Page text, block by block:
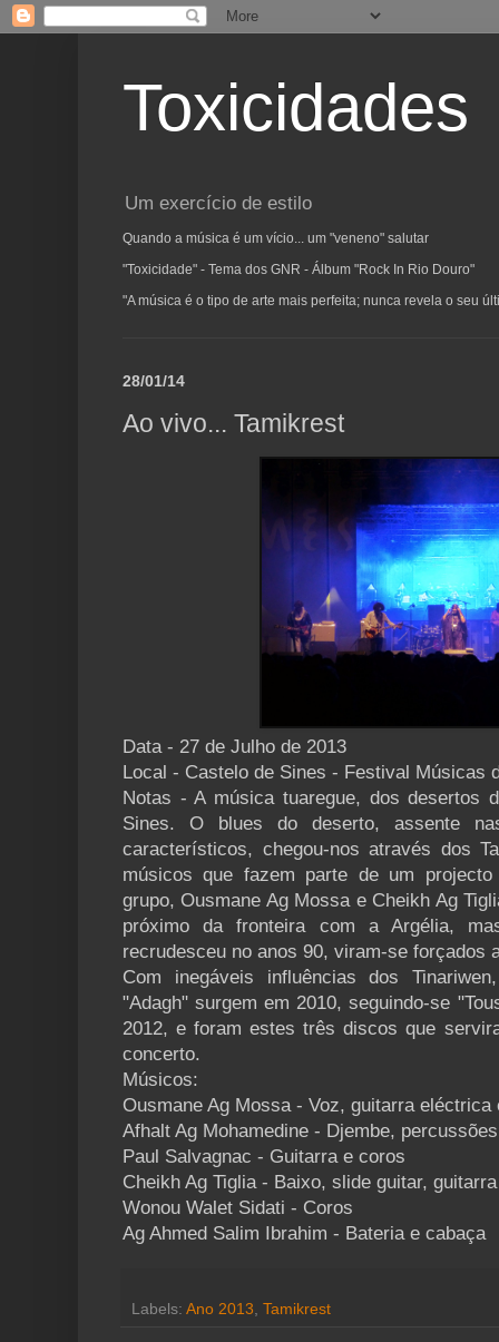
Toxicidades
Um exercício de estilo
Quando a música é um vício... um "veneno" salutar
"Toxicidade" - Tema dos GNR - Álbum "Rock In Rio Douro"
"A música é o tipo de arte mais perfeita; nunca revela o seu
28/01/14
Ao vivo... Tamikrest
Data - 27 de Julho de 2013
Local - Castelo de Sines - Festival Músicas
Notas - A música tuaregue, dos desertos
Sines. O blues do deserto, assente
característicos, chegou-nos através dos
músicos que fazem parte de um
grupo, Ousmane Ag Mossa e Cheikh Ag
próximo da fronteira com a Argélia,
recrudesceu no anos 90, viram-se forçados
Com inegáveis influências dos
"Adagh" surgem em 2010, seguindo-se
2012, e foram estes três discos que
concerto.
Músicos:
Ousmane Ag Mossa - Voz, guitarra
Afhalt Ag Mohamedine - Djembe,
Paul Salvagnac - Guitarra e coros
Cheikh Ag Tiglia - Baixo, slide guitar,
Wonou Walet Sidati - Coros
Ag Ahmed Salim Ibrahim - Bateria e cabaça
Labels: Ano 2013, Tamikrest